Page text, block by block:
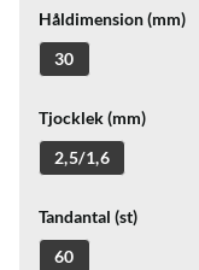
Håldimension (mm)
30
Tjocklek (mm)
2,5/1,6
Tandantal (st)
60